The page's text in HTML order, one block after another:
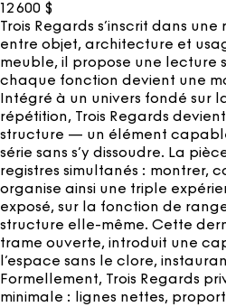
12 600 $
Trois Regards s’inscrit dans
entre objet, architecture et
meuble, il propose une lecture
chaque fonction devient une
Intégré à un univers fondé sur
répétition, Trois Regards
structure — un élément
série sans s’y dissoudre. La
registres simultanés : montrer,
organise ainsi une triple
exposé, sur la fonction de
structure elle-même. Cette
trame ouverte, introduit une
l’espace sans le clore,
Formellement, Trois Regards
minimale : lignes nettes,